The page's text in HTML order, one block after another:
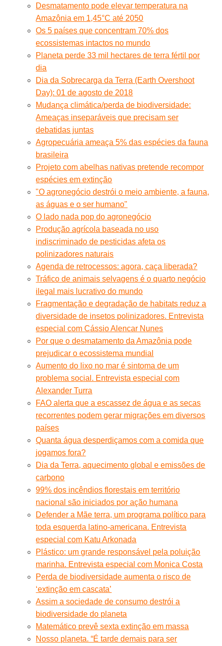
Desmatamento pode elevar temperatura na
Amazônia em 1,45°C até 2050
Os 5 países que concentram 70% dos
ecossistemas intactos no mundo
Planeta perde 33 mil hectares de terra fértil por
dia
Dia da Sobrecarga da Terra (Earth Overshoot
Day): 01 de agosto de 2018
Mudança climática/perda de biodiversidade:
Ameaças inseparáveis que precisam ser
debatidas juntas
Agropecuária ameaça 5% das espécies da fauna
brasileira
Projeto com abelhas nativas pretende recompor
espécies em extinção
"O agronegócio destrói o meio ambiente, a fauna,
as águas e o ser humano"
O lado nada pop do agronegócio
Produção agrícola baseada no uso
indiscriminado de pesticidas afeta os
polinizadores naturais
Agenda de retrocessos: agora, caça liberada?
Tráfico de animais selvagens é o quarto negócio
ilegal mais lucrativo do mundo
Fragmentação e degradação de habitats reduz a
diversidade de insetos polinizadores. Entrevista
especial com Cássio Alencar Nunes
Por que o desmatamento da Amazônia pode
prejudicar o ecossistema mundial
Aumento do lixo no mar é sintoma de um
problema social. Entrevista especial com
Alexander Turra
FAO alerta que a escassez de água e as secas
recorrentes podem gerar migrações em diversos
países
Quanta água desperdiçamos com a comida que
jogamos fora?
Dia da Terra, aquecimento global e emissões de
carbono
99% dos incêndios florestais em território
nacional são iniciados por ação humana
Defender a Mãe terra, um programa político para
toda esquerda latino-americana. Entrevista
especial com Katu Arkonada
Plástico: um grande responsável pela poluição
marinha. Entrevista especial com Monica Costa
Perda de biodiversidade aumenta o risco de
‘extinção em cascata’
Assim a sociedade de consumo destrói a
biodiversidade do planeta
Matemático prevê sexta extinção em massa
Nosso planeta. “É tarde demais para ser